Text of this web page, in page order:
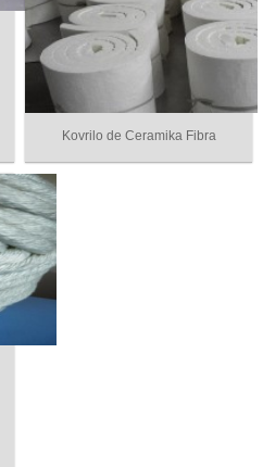
Kovrilo de Ceramika Fibra